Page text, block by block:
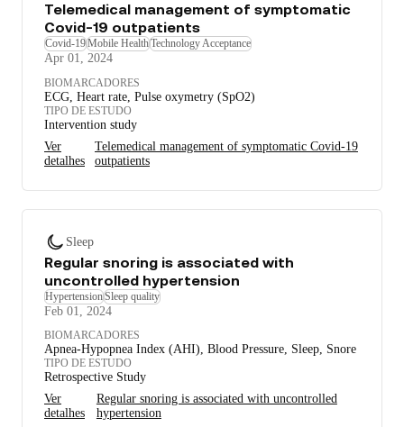
Telemedical management of symptomatic
Covid-19 outpatients
Covid-19Mobile HealthTechnology Acceptance
Apr 01, 2024
BIOMARCADORES
ECG, Heart rate, Pulse oxymetry (SpO2)
TIPO DE ESTUDO
Intervention study
Ver
detalhes
Telemedical management of symptomatic Covid-19
outpatients
Sleep
Regular snoring is associated with
uncontrolled hypertension
HypertensionSleep quality
Feb 01, 2024
BIOMARCADORES
Apnea-Hypopnea Index (AHI), Blood Pressure, Sleep, Snore
TIPO DE ESTUDO
Retrospective Study
Ver
detalhes
Regular snoring is associated with uncontrolled
hypertension